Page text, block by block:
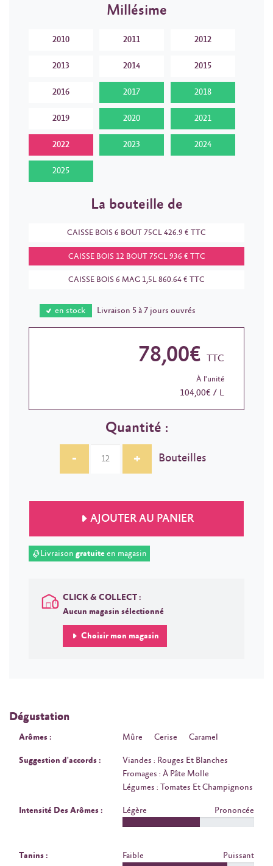
Millésime
2010 2011 2012
2013 2014 2015
2016 2017 2018
2019 2020 2021
2022 2023 2024
2025
La bouteille de
CAISSE BOIS 6 BOUT 75CL 426.9 € TTC
CAISSE BOIS 12 BOUT 75CL 936 € TTC
CAISSE BOIS 6 MAG 1,5L 860.64 € TTC
en stock Livraison 5 à 7 jours ouvrés
78,00€ TTC
À l'unité
104,00€ / L
Quantité :
-
+ Bouteilles
AJOUTER AU PANIER
Livraison gratuiteen magasin
CLICK & COLLECT :
Aucun magasin sélectionné
Choisir mon magasin
Dégustation
Arômes : Mûre Cerise Caramel
Suggestion d'accords :
Viandes : Rouges Et Blanches
Fromages : À Pâte Molle
Légumes : Tomates Et Champignons
Intensité Des Arômes : Légère Prononcée
Tanins : Faible Puissant